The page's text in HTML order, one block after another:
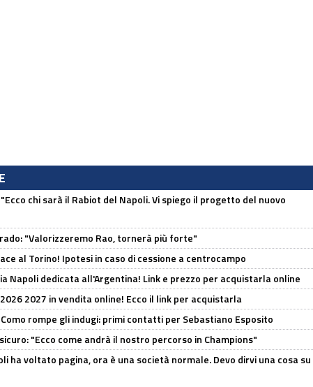
chi sarà il Rabiot del Napoli. Vi spiego il progetto del nuovo
"Valorizzeremo Rao, tornerà più forte"
al Torino! Ipotesi in caso di cessione a centrocampo
Napoli dedicata all'Argentina! Link e prezzo per acquistarla online
2027 in vendita online! Ecco il link per acquistarla
rompe gli indugi: primi contatti per Sebastiano Esposito
"Ecco come andrà il nostro percorso in Champions"
ha voltato pagina, ora è una società normale. Devo dirvi una cosa su